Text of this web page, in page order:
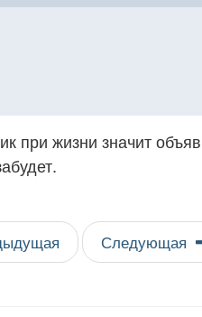
при жизни значит
Следующая